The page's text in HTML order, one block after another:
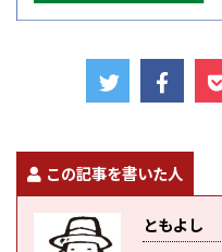
この記事を書いた人
ともよし